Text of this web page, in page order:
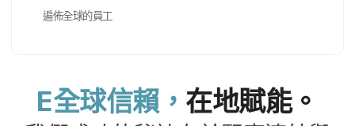
遍佈​全球​的​員工
E全球​信賴， 在​地賦能。